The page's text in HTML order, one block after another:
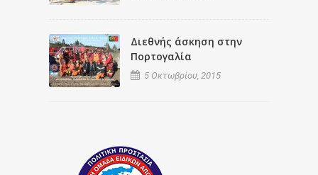
Διεθνής άσκηση στην
Πορτογαλία
5 Οκτωβρίου, 2015